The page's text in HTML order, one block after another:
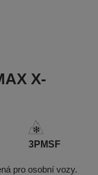
X-
3PMSF
pro osobní vozy.